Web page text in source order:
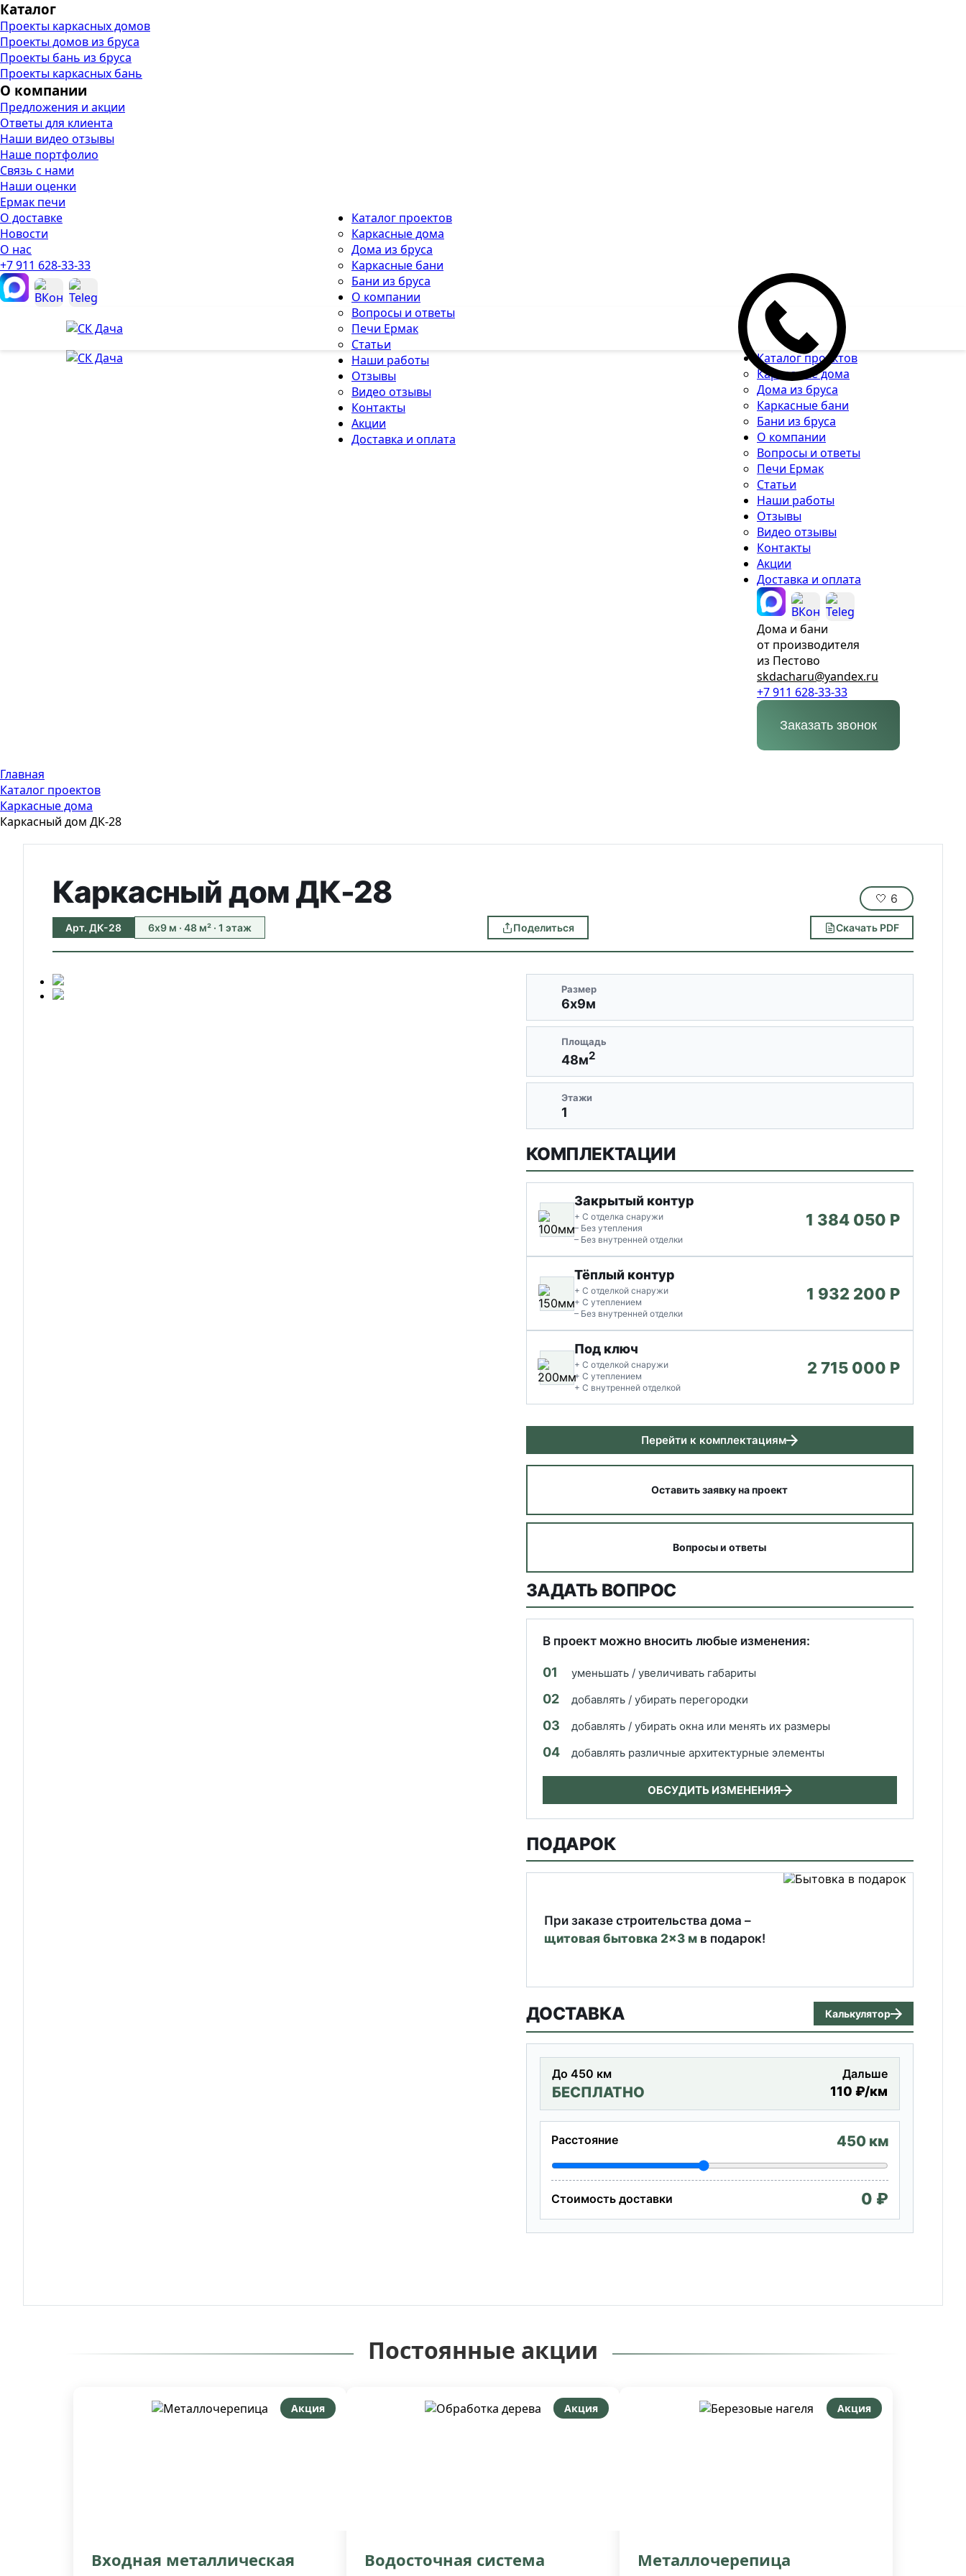
Каталог
Проекты каркасных домов
Проекты домов из бруса
Проекты бань из бруса
Проекты каркасных бань
О компании
Предложения и акции
Ответы для клиента
Наши видео отзывы
Наше портфолио
Связь с нами
Наши оценки
Ермак печи
О доставке
Новости
О нас
+7 911 628-33-33
Каталог проектов
Каркасные дома
Дома из бруса
Каркасные бани
Бани из бруса
О компании
Вопросы и ответы
Печи Ермак
Статьи
Наши работы
Отзывы
Видео отзывы
Контакты
Акции
Доставка и оплата
Каталог проектов
Каркасные дома
Дома из бруса
Каркасные бани
Бани из бруса
О компании
Вопросы и ответы
Печи Ермак
Статьи
Наши работы
Отзывы
Видео отзывы
Контакты
Акции
Доставка и оплата
Дома и бани
от производителя
из Пестово
skdacharu@yandex.ru
+7 911 628-33-33
Заказать звонок
Главная
Каталог проектов
Каркасные дома
Каркасный дом ДК-28
Каркасный дом ДК-28 🤍 6
Арт. ДК-28 6х9 м · 48 м² · 1 этаж Поделиться Скачать PDF
Размер
6х9м
Площадь
48м2
Этажи
1
КОМПЛЕКТАЦИИ
Закрытый контур
+ С отделка снаружи
– Без утепления
– Без внутренней отделки
1 384 050 P
Тёплый контур
+ С отделкой снаружи
+ С утеплением
– Без внутренней отделки
1 932 200 P
Под ключ
+ С отделкой снаружи
+ С утеплением
+ С внутренней отделкой
2 715 000 P
Перейти к комплектациям
Оставить заявку на проект
Вопросы и ответы
ЗАДАТЬ ВОПРОС
В проект можно вносить любые изменения:
01 уменьшать / увеличивать габариты
02 добавлять / убирать перегородки
03 добавлять / убирать окна или менять их размеры
04 добавлять различные архитектурные элементы
ОБСУДИТЬ ИЗМЕНЕНИЯ
ПОДАРОК
При заказе строительства дома –
щитовая бытовка 2×3 мв подарок!
ДОСТАВКА Калькулятор
До 450 км
БЕСПЛАТНО
Дальше
110 ₽/км
Расстояние 450 км
Стоимость доставки 0 ₽
Постоянные акции
Акция
Входная металлическая
Акция
Водосточная система
Акция
Металлочерепица​